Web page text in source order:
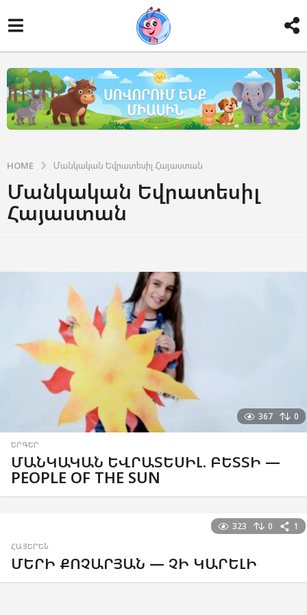
HOME Մանկական Եվրատեսիլ Հայաստան
Մանկական Եվրատեսիլ
Հայաստան
367 0
ԵՐԳԵՐ
ՄԱՆԿԱԿԱՆ ԵՎՐԱՏԵՍԻԼ. ԲԵՏՏԻ —
PEOPLE OF THE SUN
323 0 1
ՀԱՅԵՐԵՆ
ՄԵՐԻ ՔՈՉԱՐՅԱՆ — ՉԻ ԿԱՐԵԼԻ